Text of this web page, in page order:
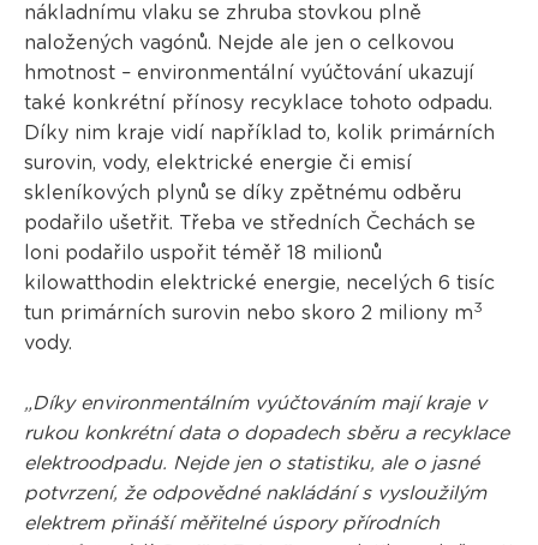
nákladnímu vlaku se zhruba stovkou plně
naložených vagónů. Nejde ale jen o celkovou
hmotnost – environmentální vyúčtování ukazují
také konkrétní přínosy recyklace tohoto odpadu.
Díky nim kraje vidí například to, kolik primárních
surovin, vody, elektrické energie či emisí
skleníkových plynů se díky zpětnému odběru
podařilo ušetřit. Třeba ve středních Čechách se
loni podařilo uspořit téměř 18 milionů
kilowatthodin elektrické energie, necelých 6 tisíc
tun primárních surovin nebo skoro 2 miliony m3
vody.
„Díky environmentálním vyúčtováním mají kraje v
rukou konkrétní data o dopadech sběru a recyklace
elektroodpadu. Nejde jen o statistiku, ale o jasné
potvrzení, že odpovědné nakládání s vysloužilým
elektrem přináší měřitelné úspory přírodních